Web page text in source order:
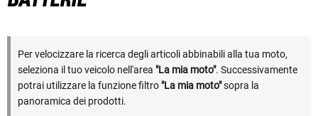
Per velocizzare la ricerca degli articoli abbinabili alla tua moto,
seleziona il tuo veicolo nell'area "La mia moto". Successivamente
potrai utilizzare la funzione filtro "La mia moto"sopra la
panoramica dei prodotti.